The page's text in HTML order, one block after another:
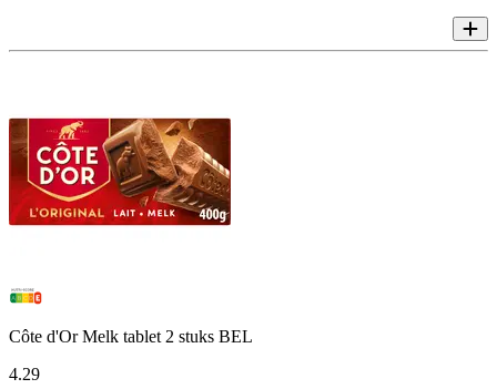
Côte d'Or Melk tablet 2 stuks BEL
4.29